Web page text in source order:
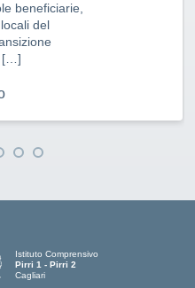
beneficiarie,
del
[…]
Istituto Comprensivo
Pirri 1 - Pirri 2
Cagliari